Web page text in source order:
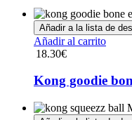
Añadir a la lista de
Añadir al carrito
18.30€
Kong goodie